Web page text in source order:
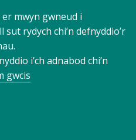
er mwyn gwneud i
rydych chi’n defnyddio’r
i’ch adnabod chi’n
gwcis